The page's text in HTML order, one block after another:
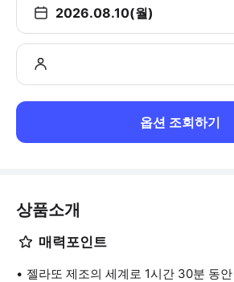
2026.08.10(월)
옵션 조회하기
상품소개
매력포인트
젤라또 제조의 세계로 1시간 30분 동